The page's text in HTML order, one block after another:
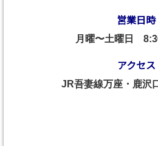
営業日時
月曜〜土曜日
アクセス
JR吾妻線万座・鹿